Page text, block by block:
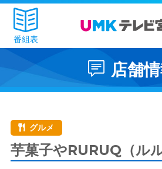
番組表
店舗
グルメ
芋菓子やRURUQ（ルル